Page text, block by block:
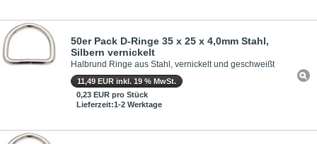
50er Pack D-Ringe 35 x 25 x 4,0mm Stahl,
Silbern vernickelt
Halbrund Ringe aus Stahl, vernickelt und geschweißt
11,49 EUR inkl. 19 % MwSt.
0,23 EUR pro Stück
Lieferzeit:1-2 Werktage